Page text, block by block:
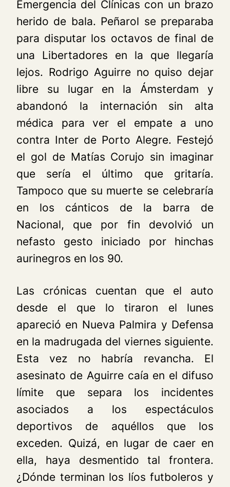
Emergencia del Clínicas con un brazo
herido de bala. Peñarol se preparaba
para disputar los octavos de final de
una Libertadores en la que llegaría
lejos. Rodrigo Aguirre no quiso dejar
libre su lugar en la Ámsterdam y
abandonó la internación sin alta
médica para ver el empate a uno
contra Inter de Porto Alegre. Festejó
el gol de Matías Corujo sin imaginar
que sería el último que gritaría.
Tampoco que su muerte se celebraría
en los cánticos de la barra de
Nacional, que por fin devolvió un
nefasto gesto iniciado por hinchas
aurinegros en los 90.
Las crónicas cuentan que el auto
desde el que lo tiraron el lunes
apareció en Nueva Palmira y Defensa
en la madrugada del viernes siguiente.
Esta vez no habría revancha. El
asesinato de Aguirre caía en el difuso
límite que separa los incidentes
asociados a los espectáculos
deportivos de aquéllos que los
exceden. Quizá, en lugar de caer en
ella, haya desmentido tal frontera.
¿Dónde terminan los líos futboleros y